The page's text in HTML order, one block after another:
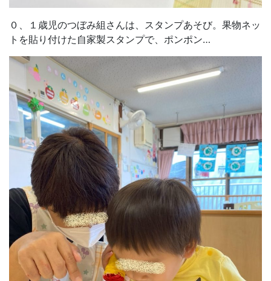
０、１歳児のつぼみ組さんは、スタンプあそび。果物ネッ
トを貼り付けた自家製スタンプで、ポンポン…